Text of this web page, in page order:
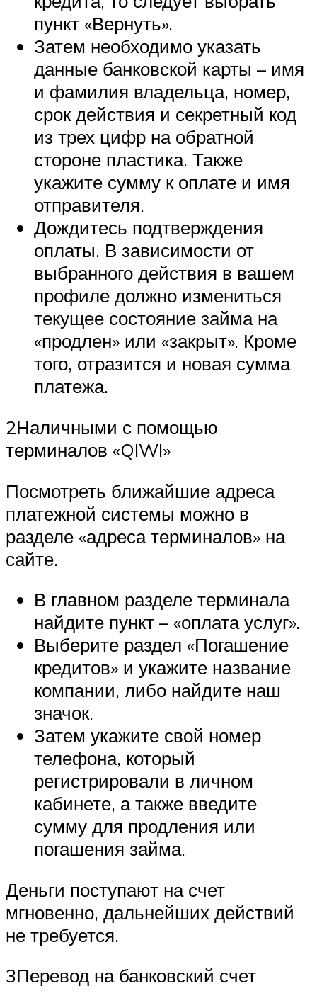
пункт «Вернуть».
Затем необходимо указать
данные банковской карты – имя
и фамилия владельца, номер,
срок действия и секретный код
из трех цифр на обратной
стороне пластика. Также
укажите сумму к оплате и имя
отправителя.
Дождитесь подтверждения
оплаты. В зависимости от
выбранного действия в вашем
профиле должно измениться
текущее состояние займа на
«продлен» или «закрыт». Кроме
того, отразится и новая сумма
платежа.
2Наличными с помощью
терминалов «QIWI»
Посмотреть ближайшие адреса
платежной системы можно в
разделе «адреса терминалов» на
сайте.
В главном разделе терминала
найдите пункт – «оплата услуг».
Выберите раздел «Погашение
кредитов» и укажите название
компании, либо найдите наш
значок.
Затем укажите свой номер
телефона, который
регистрировали в личном
кабинете, а также введите
сумму для продления или
погашения займа.
Деньги поступают на счет
мгновенно, дальнейших действий
не требуется.
3Перевод на банковский счет